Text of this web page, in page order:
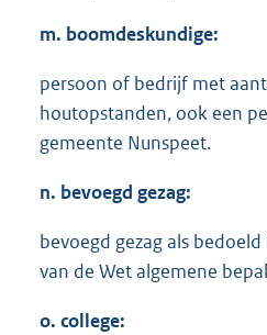
m. boomdeskundige:
persoon of bedrijf met
houtopstanden, ook een
gemeente Nunspeet.
n. bevoegd gezag:
bevoegd gezag als
van de Wet algemene
o. college: